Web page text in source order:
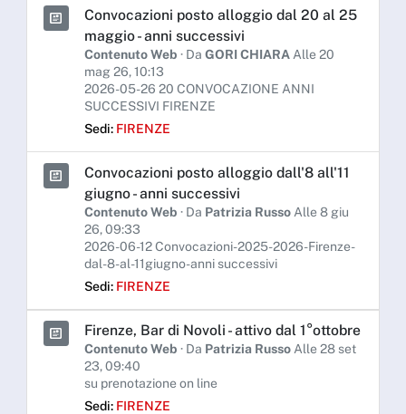
Convocazioni posto alloggio dal 20 al 25
maggio - anni successivi
Contenuto Web · Da GORI CHIARA Alle 20
mag 26, 10:13
2026-05-26 20 CONVOCAZIONE ANNI
SUCCESSIVI FIRENZE
Sedi: FIRENZE
Convocazioni posto alloggio dall'8 all'11
giugno - anni successivi
Contenuto Web · Da Patrizia Russo Alle 8 giu
26, 09:33
2026-06-12 Convocazioni-2025-2026-Firenze-
dal-8-al-11giugno-anni successivi
Sedi: FIRENZE
Firenze, Bar di Novoli - attivo dal 1°ottobre
Contenuto Web · Da Patrizia Russo Alle 28 set
23, 09:40
su prenotazione on line
Sedi: FIRENZE